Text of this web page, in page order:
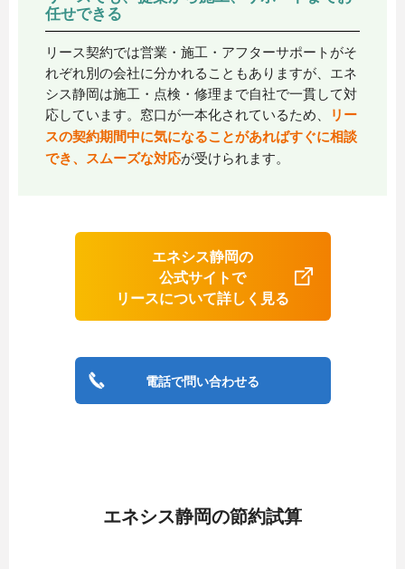
任せできる
リース契約では営業・施工・アフターサポートがそ
れぞれ別の会社に分かれることもありますが、エネ
シス静岡は施工・点検・修理まで自社で一貫して対
応しています。窓口が一本化されているため、
リー
スの契約期間中に気になることがあればすぐに相談
でき、スムーズな対応が受けられます。
エネシス静岡の
公式サイトで
リースについて詳しく見る
電話で問い合わせる
エネシス静岡の節約試算